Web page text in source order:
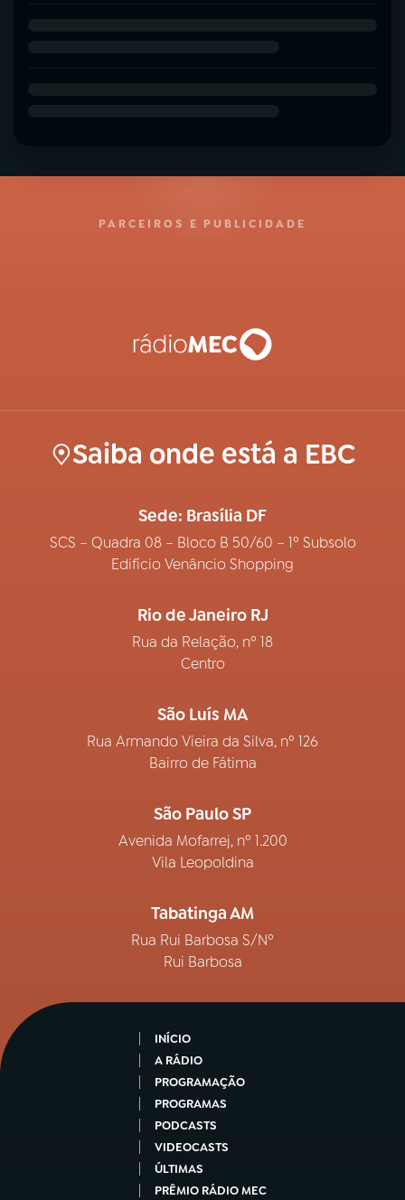
PARCEIROS E PUBLICIDADE
Saiba onde está a EBC
Sede: Brasília DF
SCS – Quadra 08 – Bloco B 50/60 – 1º Subsolo
Edifício Venâncio Shopping
Rio de Janeiro RJ
Rua da Relação, nº 18
Centro
São Luís MA
Rua Armando Vieira da Silva, nº 126
Bairro de Fátima
São Paulo SP
Avenida Mofarrej, nº 1.200
Vila Leopoldina
Tabatinga AM
Rua Rui Barbosa S/Nº
Rui Barbosa
INÍCIO
A RÁDIO
PROGRAMAÇÃO
PROGRAMAS
PODCASTS
VIDEOCASTS
ÚLTIMAS
PRÊMIO RÁDIO MEC